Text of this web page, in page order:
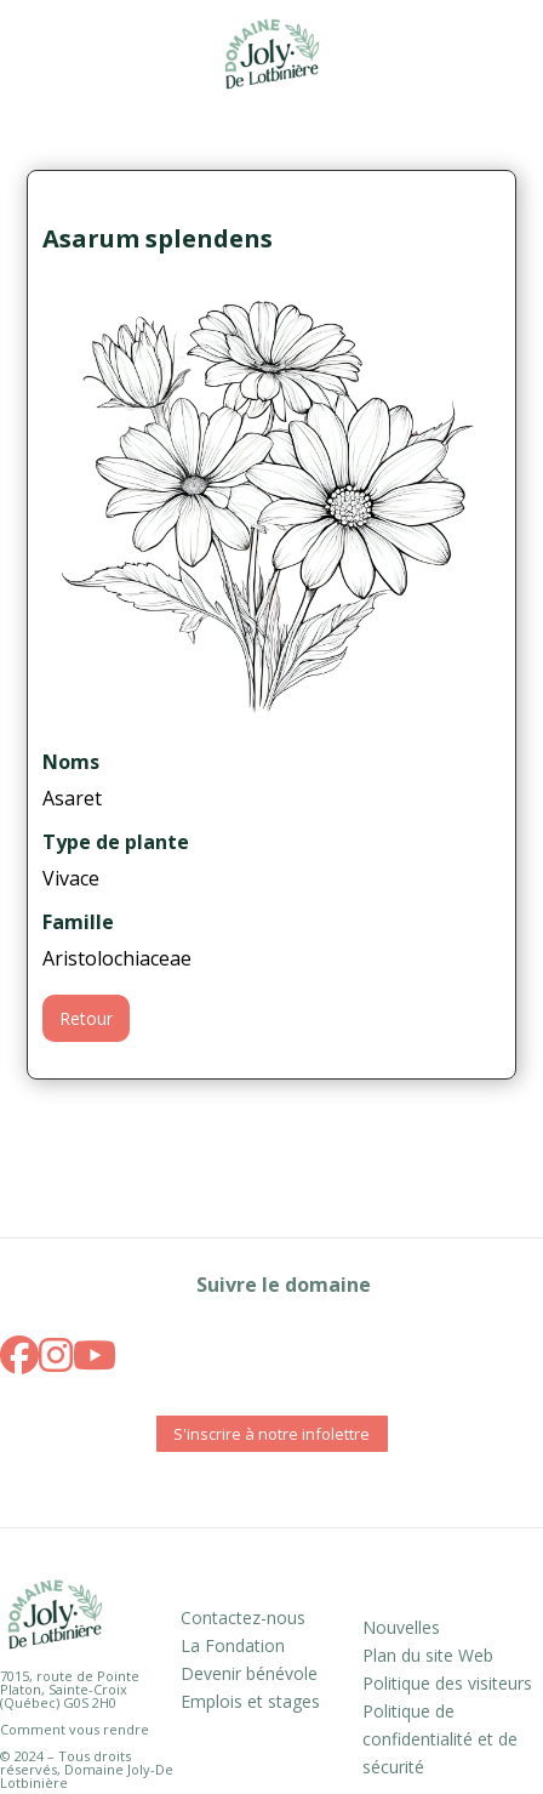
Asarum splendens
Noms
Asaret
Type de plante
Vivace
Famille
Aristolochiaceae
Retour
Suivre le domaine
S'inscrire à notre infolettre
7015, route de Pointe
Platon, Sainte-Croix
(Québec) G0S 2H0
Comment vous rendre
© 2024 – Tous droits
réservés, Domaine Joly-De
Lotbinière
Contactez-nous
La Fondation
Devenir bénévole
Emplois et stages
Nouvelles
Plan du site Web
Politique des visiteurs
Politique de
confidentialité et de
sécurité